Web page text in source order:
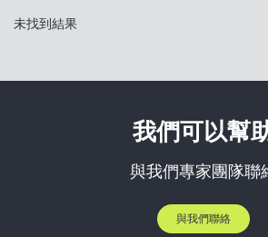
未找到結果
我們可以幫
與我們專家團隊聯
與我們聯絡